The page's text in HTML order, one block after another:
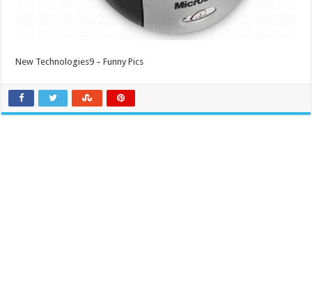
New Technologies9 – Funny Pics